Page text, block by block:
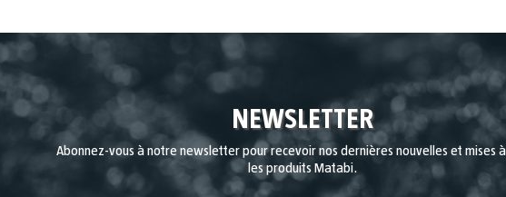
NEWSLETTER
Abonnez-vous à notre newsletter pour recevoir nos dernières nouvelles et mises
les produits Matabi.